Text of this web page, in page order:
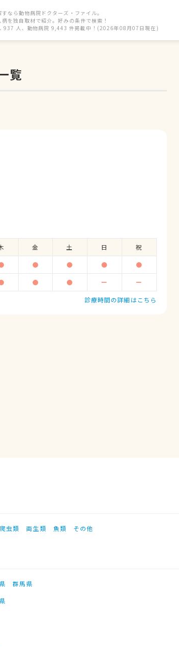
なら動物病院ドクターズ・ファイル。
を独自取材で紹介。好みの条件で検索！
937 人、動物病院 9,443 件掲載中！(2026年08月07日現在)
覧
金 土 日 祝
● ● ● ●
● ● ー ー
診療時間の詳細はこちら
爬虫類 両生類 魚類 その他
群馬県